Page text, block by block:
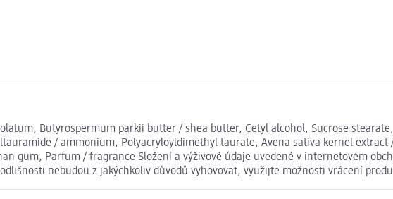
Butyrospermum parkii butter / shea butter, Cetyl alcohol, Sucrose
/ ammonium, Polyacryloyldimethyl taurate, Avena sativa kernel
gum, Parfum / fragrance Složení a výživové údaje uvedené v internetovém
nebudou z jakýchkoliv důvodů vyhovovat, využijte možnosti vrácení